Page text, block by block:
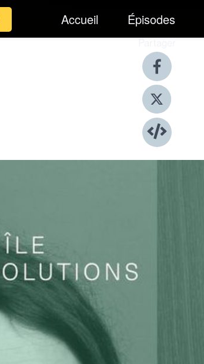
Accueil Épisodes
Partager